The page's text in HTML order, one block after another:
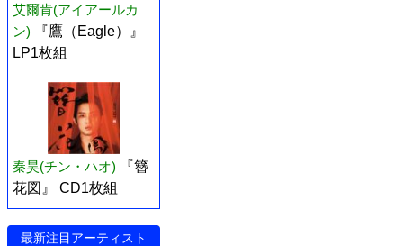
艾爾肯(アイアールカ
ン)
『鷹（Eagle）』
LP1枚組
秦昊(チン・ハオ)
『簪
花図』 CD1枚組
最新注目アーティスト